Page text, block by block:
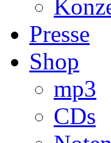
Presse
Shop
mp3
CDs